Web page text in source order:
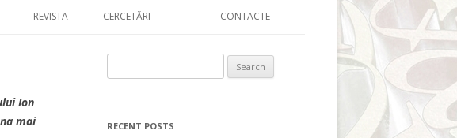
REVISTA CERCETĂRI CONTACTE
Ion
mai
RECENT POSTS